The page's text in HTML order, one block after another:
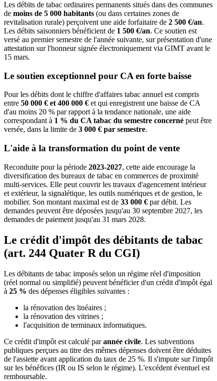
Les débits de tabac ordinaires permanents situés dans des communes
de moins de 5 000 habitants (ou dans certaines zones de
revitalisation rurale) perçoivent une aide forfaitaire de 2 500 €/an.
Les débits saisonniers bénéficient de 1 500 €/an. Ce soutien est
versé au premier semestre de l'année suivante, sur présentation d'une
attestation sur l'honneur signée électroniquement via GIMT avant le
15 mars.
Le soutien exceptionnel pour CA en forte baisse
Pour les débits dont le chiffre d'affaires tabac annuel est compris
entre 50 000 € et 400 000 € et qui enregistrent une baisse de CA
d'au moins 20 % par rapport à la tendance nationale, une aide
correspondant à 1 % du CA tabac du semestre concerné peut être
versée, dans la limite de 3 000 € par semestre.
L'aide à la transformation du point de vente
Reconduite pour la période 2023-2027, cette aide encourage la
diversification des bureaux de tabac en commerces de proximité
multi-services. Elle peut couvrir les travaux d'agencement intérieur
et extérieur, la signalétique, les outils numériques et de gestion, le
mobilier. Son montant maximal est de 33 000 € par débit. Les
demandes peuvent être déposées jusqu'au 30 septembre 2027, les
demandes de paiement jusqu'au 31 mars 2028.
Le crédit d'impôt des débitants de tabac
(art. 244 Quater R du CGI)
Les débitants de tabac imposés selon un régime réel d'imposition
(réel normal ou simplifié) peuvent bénéficier d'un crédit d'impôt égal
à 25 % des dépenses éligibles suivantes :
la rénovation des linéaires ;
la rénovation des vitrines ;
l'acquisition de terminaux informatiques.
Ce crédit d'impôt est calculé parannée civile. Les subventions
publiques perçues au titre des mêmes dépenses doivent être déduites
de l'assiette avant application du taux de 25 %. Il s'impute sur l'impôt
sur les bénéfices (IR ou IS selon le régime). L'excédent éventuel est
remboursable.